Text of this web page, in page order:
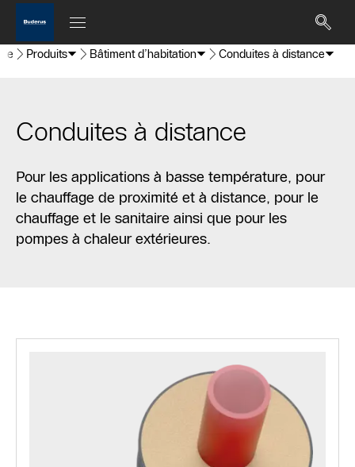
Produits Bâtiment d’habitation Conduites à distance
Conduites à distance
Pour les applications à basse température, pour
le chauffage de proximité et à distance, pour le
chauffage et le sanitaire ainsi que pour les
pompes à chaleur extérieures.